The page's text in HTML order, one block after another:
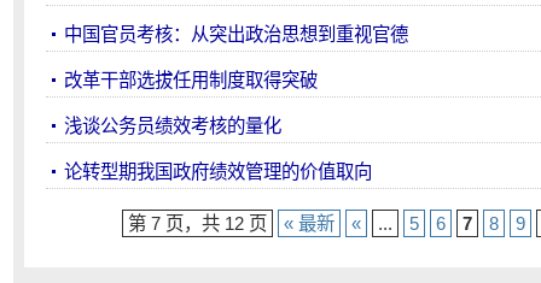
中国官员考核：从突出政治思想到重视官德
改革干部选拔任用制度取得突破
浅谈公务员绩效考核的量化
论转型期我国政府绩效管理的价值取向
第 7 页，共 12 页 « 最新 « ... 5 6 7 8 9